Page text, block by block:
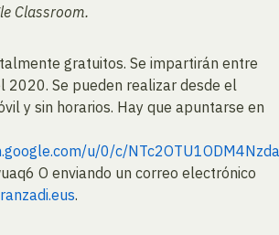
Classroom.
gratuitos. Se impartirán entre
2020. Se pueden realizar desde el
y sin horarios. Hay que apuntarse en
u/0/c/NTc2OTU1ODM4Nzda
O enviando un correo electrónico
.